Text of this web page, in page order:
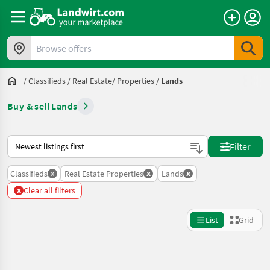
Browse offers
/Classifieds / Real Estate/ Properties / Lands
Buy & sell Lands
This is how sorting works on Landwirt.com
Filter
Classifieds x Real Estate Properties x Lands x
x Clear all filters
List Grid